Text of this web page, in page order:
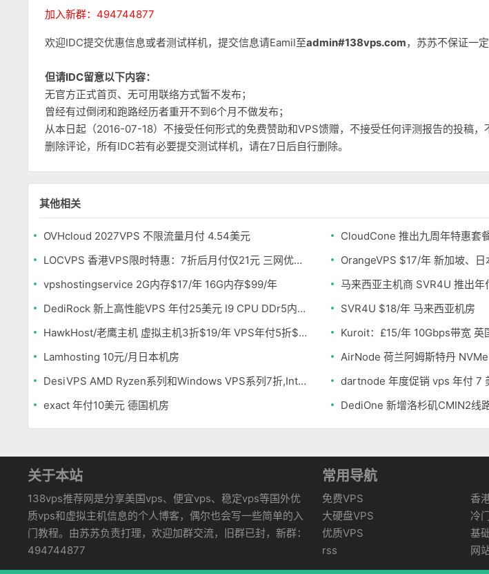
加入新群：494744877
欢迎IDC提交优惠信息或者测试样机，提交信息请Eamil至admin#138vps.com，苏苏不保证一
但请IDC留意以下内容：
无官方正式首页、无可用联络方式暂不发布；
曾经有过倒闭和跑路经历者重开不到6个月不做发布；
从本日起（2016-07-18）不接受任何形式的免费赞助和VPS馈赠，不接受任何评测报告的投稿，
删除评论，所有IDC若有必要提交测试样机，请在7日后自行删除。
其他相关
OVHcloud 2027VPS 不限流量月付 4.54美元
CloudCone 推出九周年特惠套
LOCVPS 香港VPS限时特惠：7折后月付仅21元 三网优化BGP线路 可选原生IP
OrangeVPS $17/年 新加坡、
vpshostingservice 2G内存$17/年 16G内存$99/年
DediRock 新上高性能VPS 年付25美元 I9 CPU DDr5内存 纽约机房
SVR4U $18/年 马来西亚机房
HawkHost/老鹰主机 虚拟主机3折$19/年 VPS年付5折$25/年
Kuroit：£15/年 10Gbps带宽 英
Lamhosting 10元/月日本机房
DesiVPS AMD Ryzen系列和Windows VPS系列7折,Intel系列年付11.6美元
dartnode 年度促销 vps 年付 7
exact 年付10美元 德国机房
关于本站
138vps推荐网是分享美国vps、便宜vps、稳定vps等国外优
质vps和虚拟主机信息的个人博客，偶尔也会写一些简单的入
门教程。由苏苏负责打理，欢迎加群交流，旧群已封，新群：
494744877
常用导航
免费VPS
香
大硬盘VPS
冷
优质VPS
基
rss
网